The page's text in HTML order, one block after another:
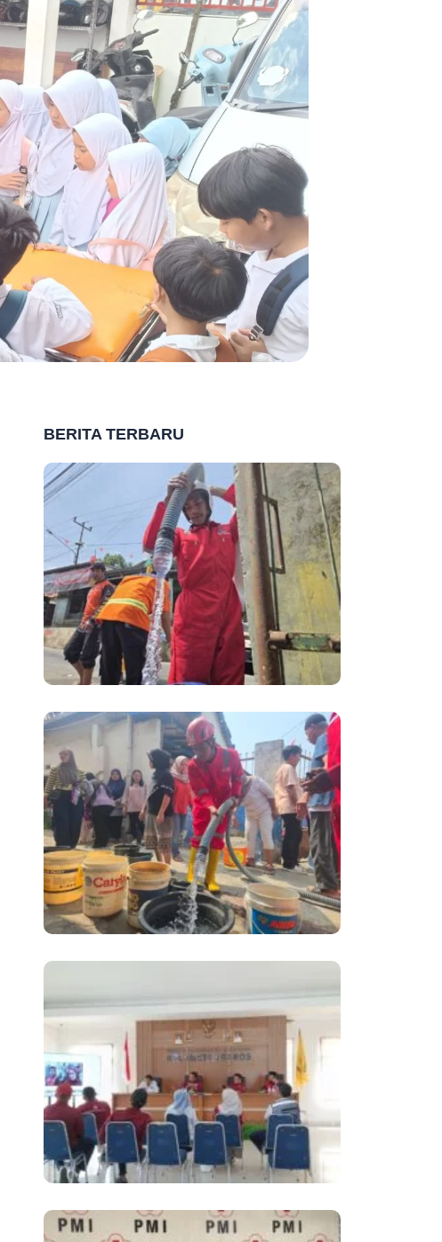
BERITA TERBARU
Jumat Berkah, Ketika Sedekah Air
Membawa Berkah Bagi Masyarakat,
Pahala Mengalir Bersama Setiap
Tetes Air
PMI Terus Intensifkan Distribusi Air
Bersih Di Tengah Ancaman Krisis
Kemarau Panjang
PMI Kota Sukabumi Gelar
Monitoring Dan Evaluasi Ke PMI
Kecamatan, Perkuat Tata Kelola
Organisasi Dan Akuntabilitas
Keuangan